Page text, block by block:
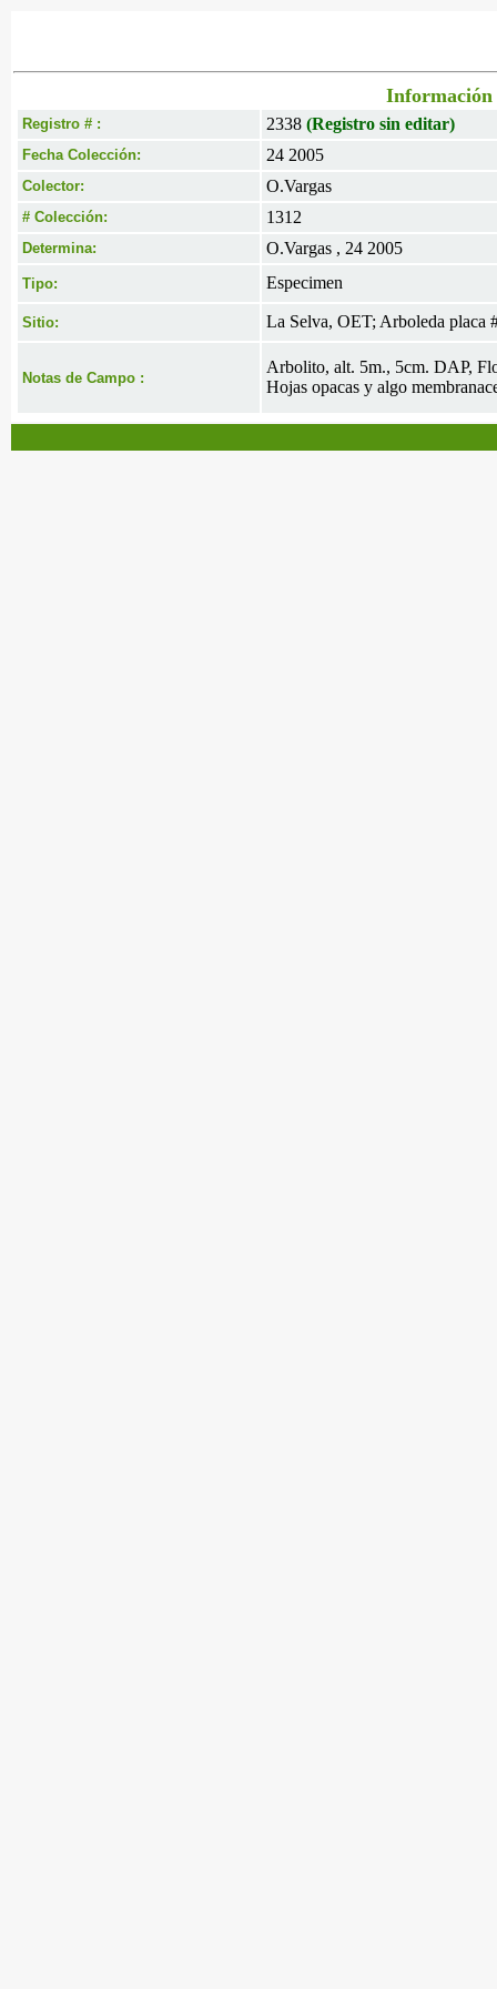
Información
Registro # : 2338 (Registro sin editar)
Fecha Colección: 24 2005
Colector: O.Vargas
# Colección: 1312
Determina: O.Vargas , 24 2005
Tipo: Especimen
Sitio: La Selva, OET; Arboleda placa
Notas de Campo :
Arbolito, alt. 5m., 5cm. DAP,
Hojas opacas y algo